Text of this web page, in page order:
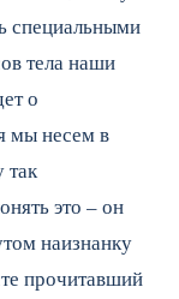
специальными
тела наши
о
мы несем в
так
это – он
наизнанку
прочитавший